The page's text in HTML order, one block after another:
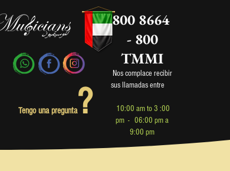
Tengo una pregunta?
800 8664
- 800
TMMI
Nos complace recibir
sus llamadas entre
10:00 am to 3 :00
pm - 06:00 pm a
9:00 pm